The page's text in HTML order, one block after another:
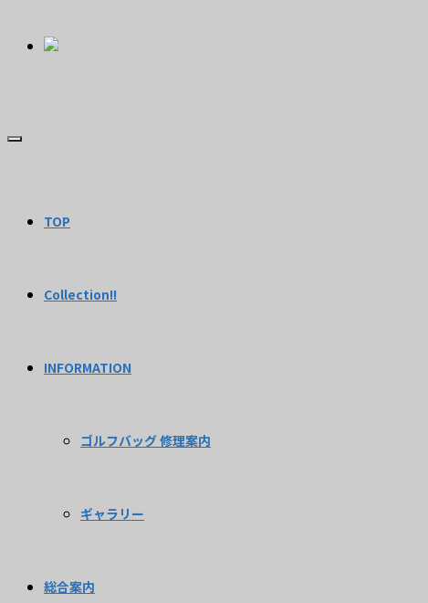
TOP
Collection!!
INFORMATION
ゴルフバッグ 修理案内
ギャラリー
総合案内